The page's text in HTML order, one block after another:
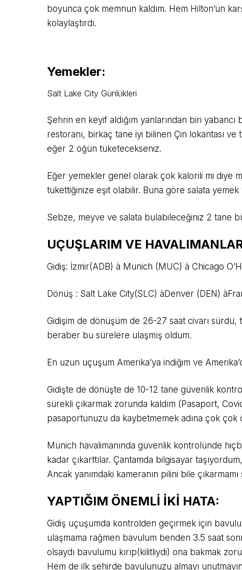
boyunca çok memnun kaldım. Hem Hilton’un
kolaylaştırdı.
Yemekler:
Salt Lake City Günlükleri
Şehrin en keyif aldığım yanlarından biri
restoranı, birkaç tane iyi bilinen Çin lokantası
eğer 2 öğün tüketecekseniz.
Eğer yemekler genel olarak çok kalorili mi diye
tükettiğinize eşit olabilir. Buna göre salata
Sebze, meyve ve salata bulabileceğiniz 2 tane
UÇUŞLARIM VE
Gidiş: İzmir(ADB) à Munich (MUC) à Chicago
Dönüş : Salt Lake City(SLC) àDenver (DEN)
Gidişim de dönüşüm de 26-27 saat civarı
beraber bu sürelere ulaşmış oldum.
En uzun uçuşum Amerika’ya indiğim ve
Gidişte de dönüşte de 10-12 tane güvenlik
sürekli çıkarmak zorunda kaldım (Pasaport,
pasaportunuzu da kaybetmemek adına çok çok
Munich havalimanında güvenlik kontrolünde
kadar çıkarttılar. Çantamda bilgisayar
Ancak yanımdaki kameranın pilini bile
YAPTIĞIM ÖNEMLİ İKİ HATA:
Gidiş uçuşumda kontrolden geçirmek için
ulaşmama rağmen bavulum benden 3.5 saat
olsaydı bavulumu kırıp(kilitliydi) ona bakmak
Hem de ilk şehirde bavulunuzu almayı